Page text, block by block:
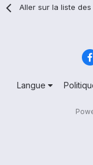
Aller sur la liste des
Langue